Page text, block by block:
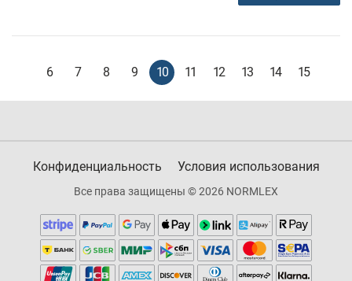
6 7 8 9 10 11 12 13 14 15
Конфиденциальность Условия использования
Все права защищены © 2026 NORMLEX